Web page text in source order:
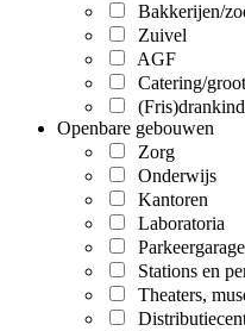
Bakkerijen/
Zuivel
AGF
Catering/
Openbare gebouwen
Zorg
Onderwijs
Kantoren
Laboratoria
Stations en
Theaters,